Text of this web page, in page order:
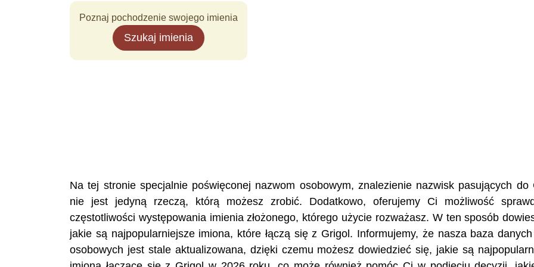
Poznaj pochodzenie swojego imienia
Szukaj imienia
Na tej stronie specjalnie poświęconej nazwom osobowym, znalezienie nazwisk pasujących do
nie jest jedyną rzeczą, którą możesz zrobić. Dodatkowo, oferujemy Ci możliwość
częstotliwości występowania imienia złożonego, którego użycie rozważasz. W ten sposób
jakie są najpopularniejsze imiona, które łączą się z Grigol. Informujemy, że nasza baza
osobowych jest stale aktualizowana, dzięki czemu możesz dowiedzieć się, jakie są